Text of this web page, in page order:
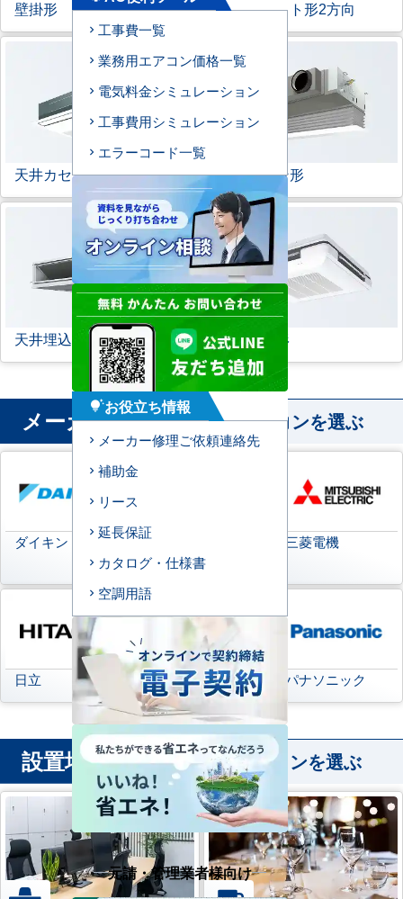
壁掛形 天井カセット形2方向
天井カセット形1方向 ビルトイン形
天井埋込ダクト形 天吊自在形
メーカー から業務用エアコンを選ぶ
ダイキン
日本キヤリア
(旧:東芝キヤリア)
三菱電機
日立 三菱重工 パナソニック
設置場所 から業務用エアコンを選ぶ
工事費一覧
業務用エアコン価格一覧
電気料金シミュレーション
工事費用シミュレーション
エラーコード一覧
tips_and_updatesお役立ち情報
メーカー修理ご依頼連絡先
補助金
リース
延長保証
カタログ・仕様書
空調用語
元請・管理業者様向け